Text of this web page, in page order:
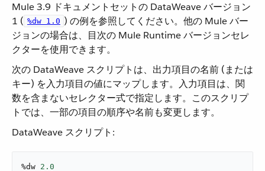
Mule 3.9 ドキュメントセットの DataWeave バージョン
1 (​ %dw 1.0 ​) の例を参照してください。他の Mule バー
ジョンの場合は、目次の Mule Runtime バージョンセレ
クターを使用できます。
次の DataWeave スクリプトは、出力項目の名前 (または
キー) を入力項目の値にマップします。入力項目は、関
数を含まないセレクター式で指定します。このスクリプ
トでは、一部の項目の順序や名前も変更します。
DataWeave スクリプト:
%dw 2.0